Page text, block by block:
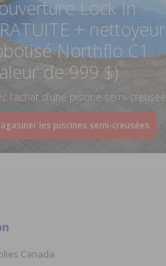
Lock In
+ nettoyeur
Northflo C1
de 999 $)
l’achat d’une piscine semi-creusée
les piscines semi-creusées
Canada